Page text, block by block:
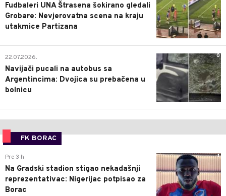
Fudbaleri UNA Štrasena šokirano gledali
Grobare: Nevjerovatna scena na kraju
utakmice Partizana
0
22.07.2026.
Navijači pucali na autobus sa
Argentincima: Dvojica su prebačena u
bolnicu
FK BORAC
1
Pre 3 h
Na Gradski stadion stigao nekadašnji
reprezentativac: Nigerijac potpisao za
Borac